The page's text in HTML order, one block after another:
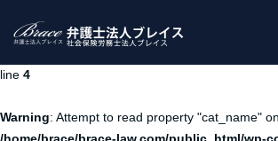
Warning: Undefined array key 0 in
line 4
Warning: Attempt to read property "cat_name"